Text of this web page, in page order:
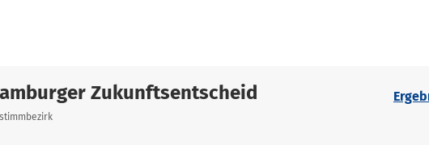
Zukunftsentscheid